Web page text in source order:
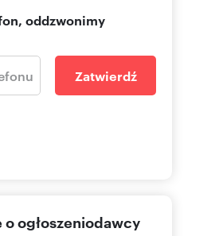
oddzwonimy
Zatwierdź
ogłoszeniodawcy